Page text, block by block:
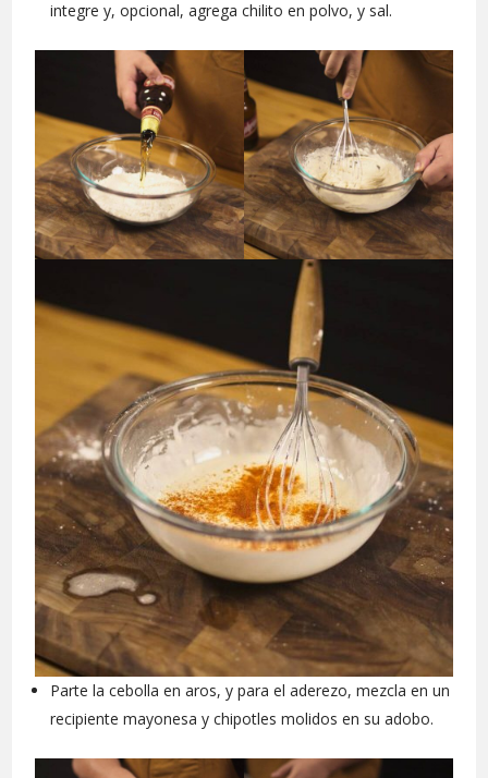
integre y, opcional, agrega chilito en polvo, y sal.
Parte la cebolla en aros, y para el aderezo, mezcla en un
recipiente mayonesa y chipotles molidos en su adobo.